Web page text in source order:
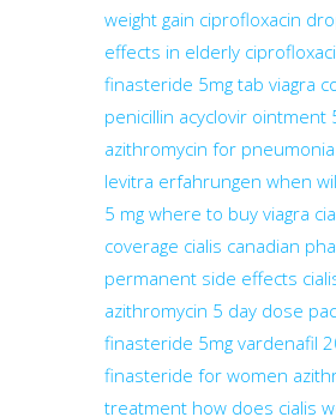
weight gain ciprofloxacin
effects in elderly
finasteride 5mg tab viagra
penicillin acyclovir ointment
azithromycin for pneumonia
levitra erfahrungen when
5 mg where to buy viagra
coverage cialis canadian
permanent side effects
azithromycin 5 day dose
finasteride 5mg vardenafil
finasteride for women
treatment how does cialis